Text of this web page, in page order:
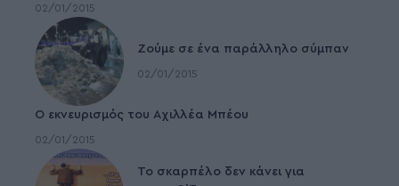
02/01/2015
Ζούμε σε ένα παράλληλο σύμπαν
02/01/2015
Ο εκνευρισμός του Αχιλλέα Μπέου
02/01/2015
To σκαρπέλο δεν κάνει για